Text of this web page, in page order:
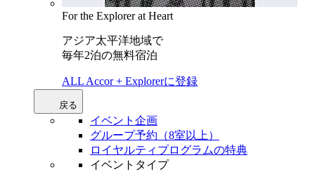
For the Explorer at Heart
アジア太平洋地域で
毎年2泊の無料宿泊
ALL Accor + Explorerに登録
戻る
イベント企画
グループ予約（8室以上）
ロイヤルティプログラムの特典
イベントタイプ